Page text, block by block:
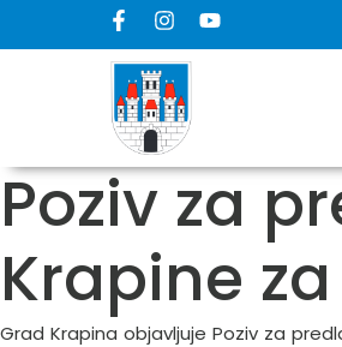
Poziv za
Krapine
Grad Krapina objavljuje Poziv za